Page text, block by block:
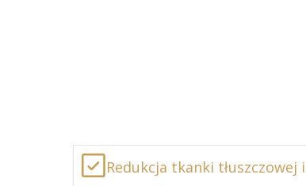
Redukcja tkanki tłuszczowej